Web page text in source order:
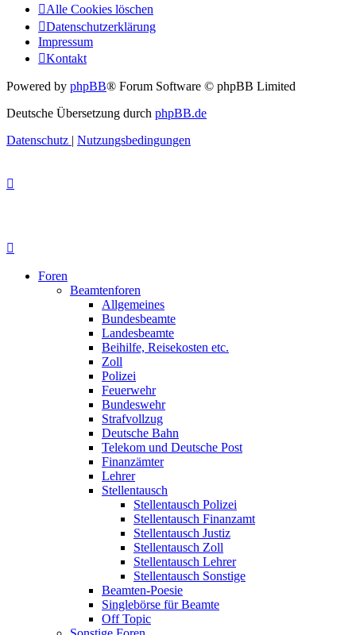
Alle Cookies löschen
Datenschutzerklärung
Impressum
Kontakt
Powered by phpBB® Forum Software © phpBB Limited
Deutsche Übersetzung durch phpBB.de
Datenschutz | Nutzungsbedingungen
Foren
Beamtenforen
Allgemeines
Bundesbeamte
Landesbeamte
Beihilfe, Reisekosten etc.
Zoll
Polizei
Feuerwehr
Bundeswehr
Strafvollzug
Deutsche Bahn
Telekom und Deutsche Post
Finanzämter
Lehrer
Stellentausch
Stellentausch Polizei
Stellentausch Finanzamt
Stellentausch Justiz
Stellentausch Zoll
Stellentausch Lehrer
Stellentausch Sonstige
Beamten-Poesie
Singlebörse für Beamte
Off Topic